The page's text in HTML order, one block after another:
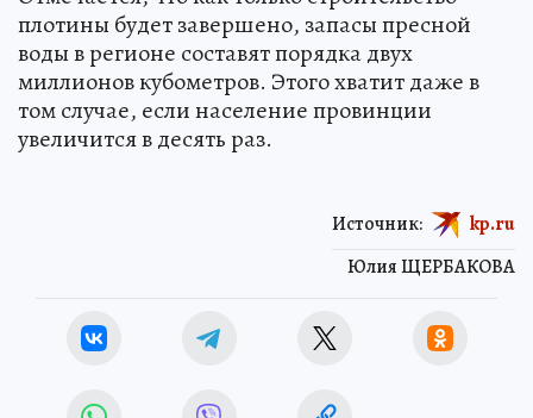
плотины будет завершено, запасы пресной
воды в регионе составят порядка двух
миллионов кубометров. Этого хватит даже в
том случае, если население провинции
увеличится в десять раз.
Юлия ЩЕРБАКОВА
Источник: kp.ru